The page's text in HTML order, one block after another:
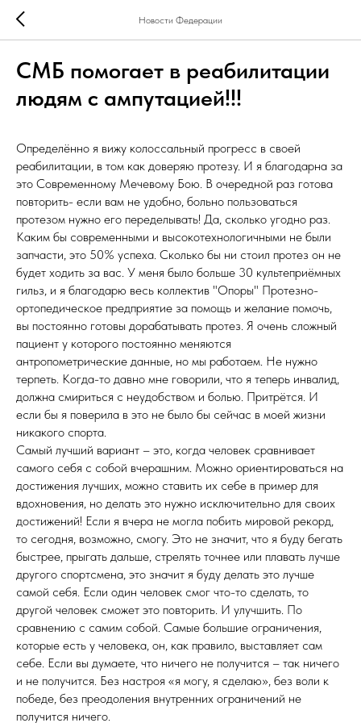
Новости Федерации
СМБ помогает в реабилитации
людям с ампутацией!!!
Определённо я вижу колоссальный прогресс в своей
реабилитации, в том как доверяю протезу. И я благодарна за
это Современному Мечевому Бою. В очередной раз готова
повторить- если вам не удобно, больно пользоваться
протезом нужно его переделывать! Да, сколько угодно раз.
Каким бы современными и высокотехнологичными не были
запчасти, это 50% успеха. Сколько бы ни стоил протез он не
будет ходить за вас. У меня было больше 30 культеприёмных
гильз, и я благодарю весь коллектив "Опоры" Протезно-
ортопедическое предприятие за помощь и желание помочь,
вы постоянно готовы дорабатывать протез. Я очень сложный
пациент у которого постоянно меняются
антропометрические данные, но мы работаем. Не нужно
терпеть. Когда-то давно мне говорили, что я теперь инвалид,
должна смириться с неудобством и болью. Притрётся. И
если бы я поверила в это не было бы сейчас в моей жизни
никакого спорта.
Самый лучший вариант – это, когда человек сравнивает
самого себя с собой вчерашним. Можно ориентироваться на
достижения лучших, можно ставить их себе в пример для
вдохновения, но делать это нужно исключительно для своих
достижений! Если я вчера не могла побить мировой рекорд,
то сегодня, возможно, смогу. Это не значит, что я буду бегать
быстрее, прыгать дальше, стрелять точнее или плавать лучше
другого спортсмена, это значит я буду делать это лучше
самой себя. Если один человек смог что-то сделать, то
другой человек сможет это повторить. И улучшить. По
сравнению с самим собой. Самые большие ограничения,
которые есть у человека, он, как правило, выставляет сам
себе. Если вы думаете, что ничего не получится – так ничего
и не получится. Без настроя «я могу, я сделаю», без воли к
победе, без преодоления внутренних ограничений не
получится ничего.